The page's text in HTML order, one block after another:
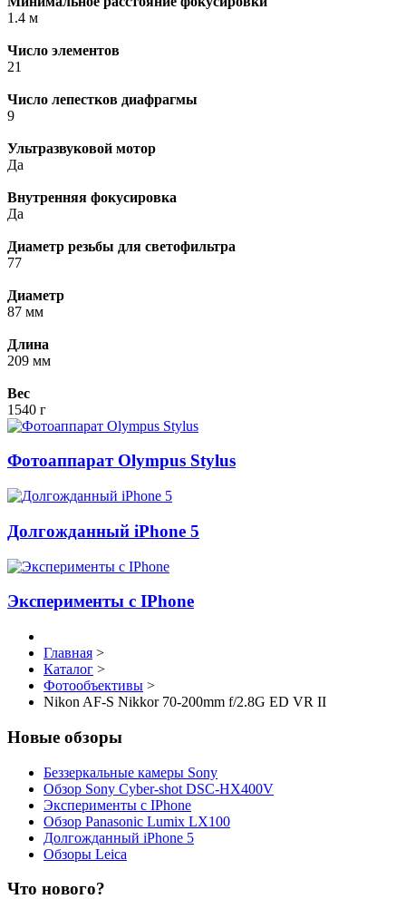
1.4 м
Число элементов
21
Число лепестков диафрагмы
9
Ультразвуковой мотор
Да
Внутренняя фокусировка
Да
Диаметр резьбы для светофильтра
77
Диаметр
87 мм
Длина
209 мм
Вес
1540 г
Фотоаппарат Olympus Stylus
Долгожданный iPhone 5
Эксперименты с IPhone
Главная >
Каталог >
Фотообъективы >
Nikon AF-S Nikkor 70-200mm f/2.8G ED VR II
Новые обзоры
Беззеркальные камеры Sony
Обзор Sony Cyber-shot DSC-HX400V
Эксперименты с IPhone
Обзор Panasonic Lumix LX100
Долгожданный iPhone 5
Обзоры Leica
Что нового?